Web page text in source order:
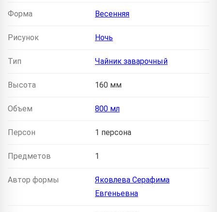
Форма Весенняя
Рисунок Ночь
Тип Чайник заварочный
Высота 160 мм
Объем 800 мл
Персон 1 персона
Предметов 1
Автор формы
Яковлева Серафима
Евгеньевна